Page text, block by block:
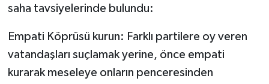
saha tavsiyelerinde bulundu:
Empati Köprüsü kurun: Farklı partilere oy veren
vatandaşları suçlamak yerine, önce empati
kurarak meseleye onların penceresinden